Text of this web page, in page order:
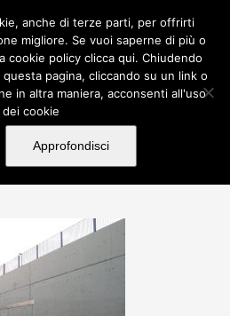
anche di terze parti, per offrirti
migliore. Se vuoi saperne di più o
cookie policy clicca qui. Chiudendo
pagina, cliccando su un link o
in altra maniera, acconsenti all'uso
dei cookie
Approfondisci